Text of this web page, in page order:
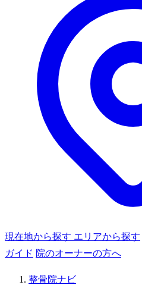
現在地から探す エリアから探す
ガイド 院のオーナーの方へ
整骨院ナビ